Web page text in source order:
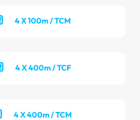
4 X 100m / TCM
4 X 400m / TCF
4 X 400m / TCM